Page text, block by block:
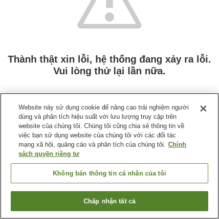
Thành thật xin lỗi, hệ thống đang xảy ra lỗi.
Vui lòng thử lại lần nữa.
Website này sử dụng cookie để nâng cao trải nghiệm người
dùng và phân tích hiệu suất với lưu lượng truy cập trên
website của chúng tôi. Chúng tôi cũng chia sẻ thông tin về
việc bạn sử dụng website của chúng tôi với các đối tác
mạng xã hội, quảng cáo và phân tích của chúng tôi. Chính
sách quyền riêng tư
Không bán thông tin cá nhân của tôi
Chấp nhận tất cả